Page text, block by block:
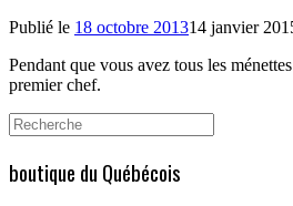
Publié le 18 octobre 201314 janvier
Pendant que vous avez tous les
premier chef.
Search
for:
boutique du Québécois